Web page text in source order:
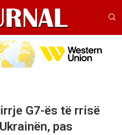
G7-ës të rrisë
pas